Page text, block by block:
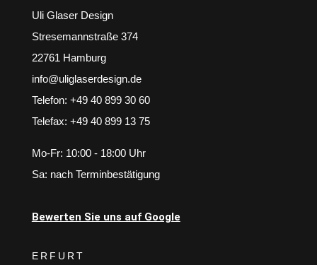
Uli Glaser Design
Stresemannstraße 374
22761 Hamburg
info@uliglaserdesign.de
Telefon: +49 40 899 30 60
Telefax: +49 40 899 13 75
Mo-Fr: 10:00 - 18:00 Uhr
Sa: nach Terminbestätigung
Bewerten Sie uns auf Google
ERFURT